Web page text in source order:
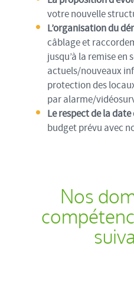
votre nouvelle
L’organisation du
câblage et
jusqu’à la remise en
actuels/nouveaux
protection des
par alarme/
Le respect de la
budget prévu avec
Nos